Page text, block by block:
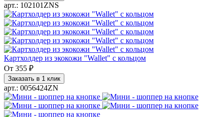
арт.: 102101ZNS
Картхолдер из экокожи "Wallet" с кольцом
От 355 ₽
Заказать в 1 клик
арт.: 0056424ZN